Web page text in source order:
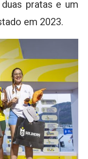
pratas e um
em 2023.